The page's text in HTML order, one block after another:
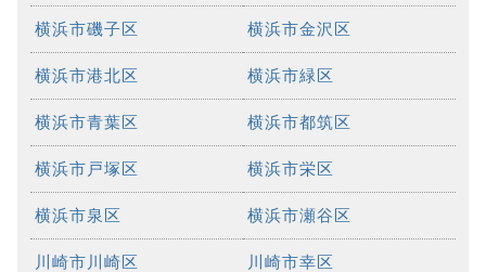
横浜市磯子区 横浜市金沢区
横浜市港北区 横浜市緑区
横浜市青葉区 横浜市都筑区
横浜市戸塚区 横浜市栄区
横浜市泉区 横浜市瀬谷区
川崎市川崎区 川崎市幸区